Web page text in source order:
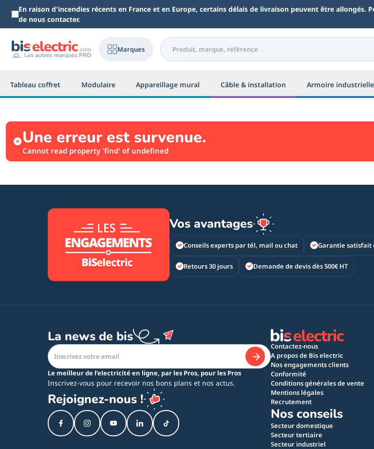
Aller au contenu principal
En raison d'incendies récents en France et en Europe, certains délais de livraison peuvent être
de nous contacter.
Marques
Tableau coffret Modulaire Appareillage mural Câble & installation Armoire industrielle
Une erreur est survenue.
Cannot read property 'find' of undefined
Vos avantages
Conseils experts par tél, mail ou chat Garantie satisfait
Retours 30 jours Demande de devis dès 500€ HT
La news de bis
Le meilleur de l’electricité en ligne, par les Pros, pour les Pros
Inscrivez-vous pour recevoir nos bons plans et nos actus.
Rejoignez-nous !
Contactez-nous
A propos de Bis electric
Nos engagements clients
Conformité
Conditions générales de vente
Mentions légales
Recrutement
Nos conseils
Secteur domestique
Secteur tertiaire
Secteur industriel